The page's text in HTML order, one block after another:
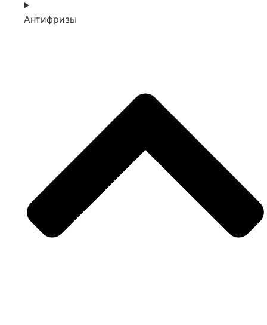
Антифризы